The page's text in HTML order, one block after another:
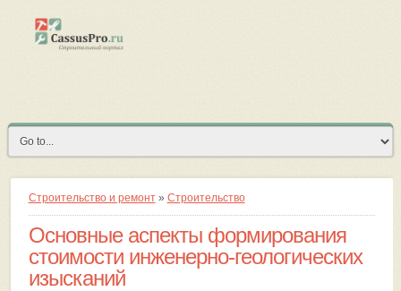
Строительство и ремонт» Строительство
Основные аспекты формирования
стоимости инженерно-геологических
изысканий